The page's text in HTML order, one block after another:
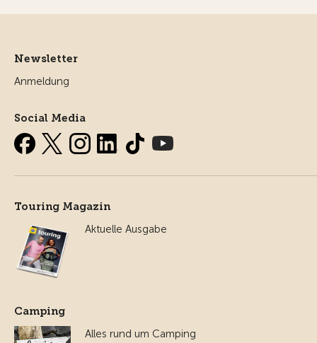
Newsletter
Anmeldung
Social Media
Touring Magazin
Aktuelle Ausgabe
Camping
Alles rund um Camping